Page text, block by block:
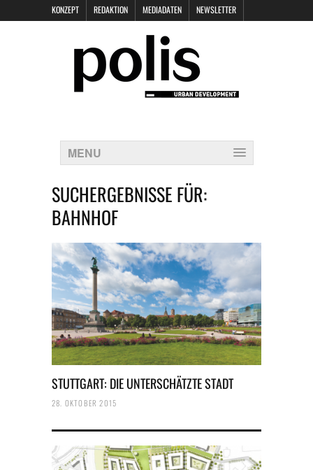
KONZEPT REDAKTION MEDIADATEN NEWSLETTER
DATENSCHUTZ
MENU
SUCHERGEBNISSE FÜR:
BAHNHOF
STUTTGART: DIE UNTERSCHÄTZTE STADT
28. OKTOBER 2015